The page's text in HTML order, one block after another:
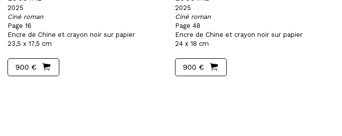
2025
Ciné roman
Page 16
Encre de Chine et crayon noir sur papier
23,5 x 17,5 cm
900 €
2025
Ciné roman
Page 48
Encre de Chine et crayon noir sur papier
24 x 18 cm
900 €